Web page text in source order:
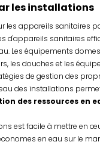
les installations
les appareils sanitaires
d'appareils sanitaires
Les équipements
les douches et les
de gestion des
des installations
des ressources en
est facile à mettre en
en eau sur le